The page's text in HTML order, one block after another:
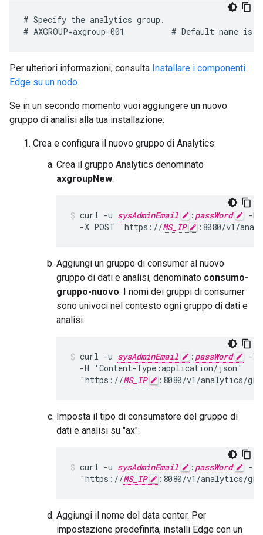
# Specify the analytics group.
# AXGROUP=axgroup-001          # Default name is
Per ulteriori informazioni, consulta Installare i componenti
Edge su un nodo.
Se in un secondo momento vuoi aggiungere un nuovo
gruppo di analisi alla tua installazione:
Crea e configura il nuovo gruppo di Analytics:
Crea il gruppo Analytics denominato
axgroupNew:
curl -u sysAdminEmail : passWord
-H
  -X POST 'https://
MS_IP :8080/v1/
Aggiungi un gruppo di consumer al nuovo
gruppo di dati e analisi, denominato consumo-
gruppo-nuovo. I nomi dei gruppi di consumer
sono univoci nel contesto ogni gruppo di dati e
analisi:
curl -u sysAdminEmail : passWord
-X
  -H 'Content-Type:application/json'
  "https://
MS_IP :8080/v1/analytics/
Imposta il tipo di consumatore del gruppo di
dati e analisi su "ax":
curl -u sysAdminEmail : passWord
-X
  "https://
MS_IP :8080/v1/analytics/
Aggiungi il nome del data center. Per
impostazione predefinita, installi Edge con un